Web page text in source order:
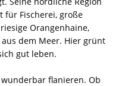
für Fischerei, große
Orangenhaine,
dem Meer. Hier grünt
gut leben.
flanieren. Ob